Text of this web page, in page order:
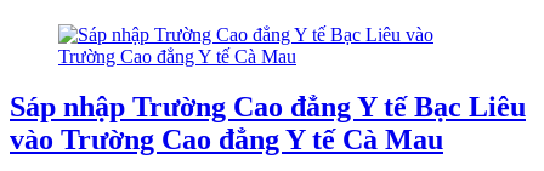
Sáp nhập Trường Cao đẳng Y tế Bạc Liêu
vào Trường Cao đẳng Y tế Cà Mau